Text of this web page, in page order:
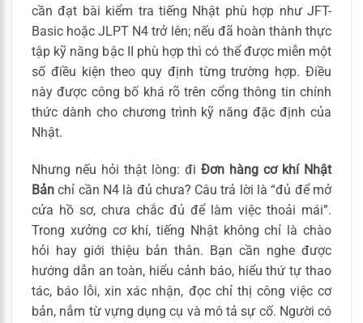
cần đạt bài kiểm tra tiếng Nhật phù hợp như JFT-
Basic hoặc JLPT N4 trở lên; nếu đã hoàn thành thực
tập kỹ năng bậc II phù hợp thì có thể được miễn một
số điều kiện theo quy định từng trường hợp. Điều
này được công bố khá rõ trên cổng thông tin chính
thức dành cho chương trình kỹ năng đặc định của
Nhật.
Nhưng nếu hỏi thật lòng: đi Đơn hàng cơ khí Nhật
Bản chỉ cần N4 là đủ chưa? Câu trả lời là “đủ để mở
cửa hồ sơ, chưa chắc đủ để làm việc thoải mái”.
Trong xưởng cơ khí, tiếng Nhật không chỉ là chào
hỏi hay giới thiệu bản thân. Bạn cần nghe được
hướng dẫn an toàn, hiểu cảnh báo, hiểu thứ tự thao
tác, báo lỗi, xin xác nhận, đọc chỉ thị công việc cơ
bản, nắm từ vựng dụng cụ và mô tả sự cố. Người có